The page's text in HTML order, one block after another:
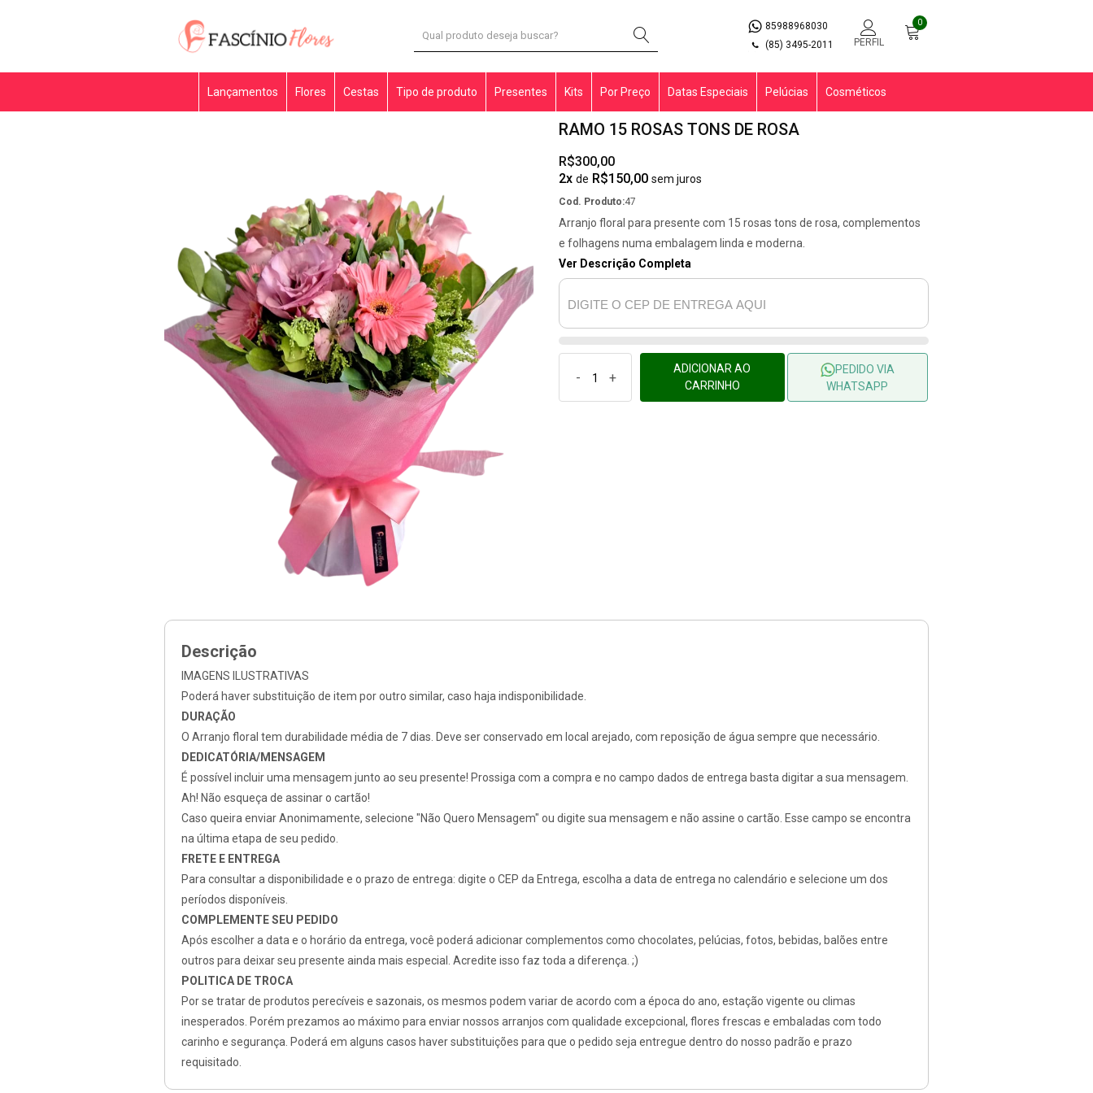
85988968030
(85) 3495-2011
PERFIL
0
Lançamentos Flores Cestas Tipo de produto Presentes Kits Por Preço Datas Especiais Pelúcias Cosméticos
RAMO 15 ROSAS TONS DE ROSA
R$300,00
2x de R$150,00 sem juros
Cod. Produto:47
Arranjo floral para presente com 15 rosas tons de rosa, complementos
e folhagens numa embalagem linda e moderna.
Ver Descrição Completa
- +
ADICIONAR AO
CARRINHO
PEDIDO VIA
WHATSAPP
Descrição
IMAGENS ILUSTRATIVAS
Poderá haver substituição de item por outro similar, caso haja indisponibilidade.
DURAÇÃO
O Arranjo floral tem durabilidade média de 7 dias. Deve ser conservado em local arejado, com reposição de água sempre que necessário.
DEDICATÓRIA/MENSAGEM
É possível incluir uma mensagem junto ao seu presente! Prossiga com a compra e no campo dados de entrega basta digitar a sua mensagem.
Ah! Não esqueça de assinar o cartão!
Caso queira enviar Anonimamente, selecione "Não Quero Mensagem" ou digite sua mensagem e não assine o cartão. Esse campo se encontra
na última etapa de seu pedido
FRETE E ENTREGA
Para consultar a disponibilidade e o prazo de entrega: digite o CEP da Entrega, escolha a data de entrega no calendário e selecione um dos
períodos disponíveis.
COMPLEMENTE SEU PEDIDO
Após escolher a data e o horário da entrega, você poderá adicionar complementos como chocolates, pelúcias, fotos, bebidas, balões entre
outros para deixar seu presente ainda mais especial. Acredite isso faz toda a diferença. ;)
POLITICA DE TROCA
Por se tratar de produtos perecíveis e sazonais, os mesmos podem variar de acordo com a época do ano, estação vigente ou climas
inesperados. Porém prezamos ao máximo para enviar nossos arranjos com qualidade excepcional, flores frescas e embaladas com todo
carinho e segurança. Poderá em alguns casos haver substituições para que o pedido seja entregue dentro do nosso padrão e prazo
requisitado.